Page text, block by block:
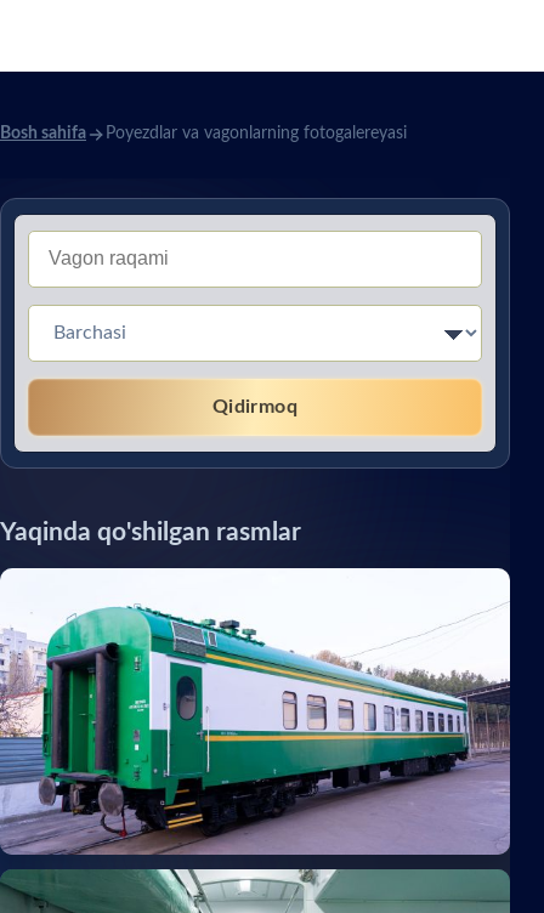
Bosh sahifa Poyezdlar va vagonlarning fotogalereyasi
Тип вагона (Без перевода)
Qidirmoq
Yaqinda qo'shilgan rasmlar